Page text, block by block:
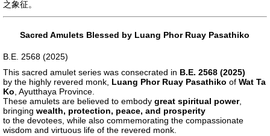
之象征。
Sacred Amulets Blessed by Luang Phor Ruay Pasathiko
B.E. 2568 (2025)
This sacred amulet series was consecrated in B.E. 2568 (2025)
by the highly revered monk, Luang Phor Ruay Pasathiko of Wat Ta
Ko , Ayutthaya Province.
These amulets are believed to embody great spiritual power,
bringing wealth, protection, peace, and prosperity
to the devotees, while also commemorating the compassionate
wisdom and virtuous life of the revered monk.